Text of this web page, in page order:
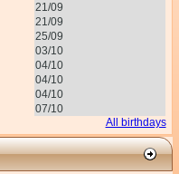
21/09
21/09
25/09
03/10
04/10
04/10
04/10
07/10
All birthdays